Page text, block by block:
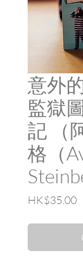
意外
監獄
記 （
格（
HK$35.00